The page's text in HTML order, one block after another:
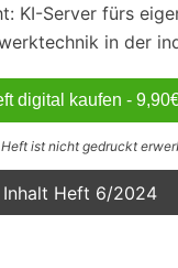
KI-Server fürs
in der
digital kaufen -
ist nicht gedruckt
Inhalt Heft 6/2024